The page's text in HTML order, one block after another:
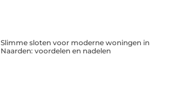
Slimme sloten voor moderne woningen in
Naarden: voordelen en nadelen